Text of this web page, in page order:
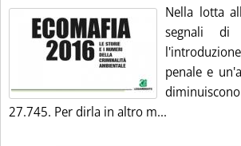
Nella lotta
segnali di
penale e
27.745. Per dirla in altro m...